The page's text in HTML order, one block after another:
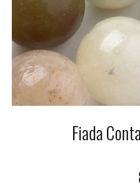
Fiada